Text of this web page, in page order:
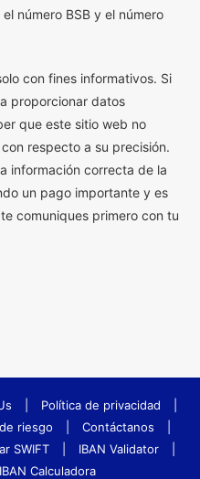
número BSB y el número
con fines informativos. Si
proporcionar datos
que este sitio web no
respecto a su precisión.
información correcta de la
un pago importante y es
comuniques primero con tu
Política de privacidad
riesgo Contáctanos
SWIFT IBAN Validator
IBAN Calculadora